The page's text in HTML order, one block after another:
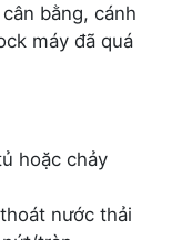
bằng, cánh
máy đã quá
hoặc chảy
nước thải